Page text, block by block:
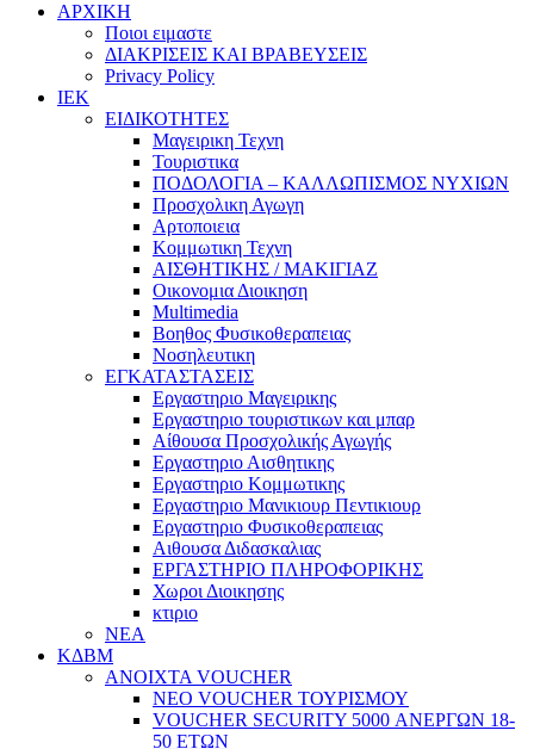
ΑΡΧΙΚΗ
Ποιοι ειμαστε
ΔΙΑΚΡΙΣΕΙΣ ΚΑΙ ΒΡΑΒΕΥΣΕΙΣ
Privacy Policy
ΙΕΚ
ΕΙΔΙΚΟΤΗΤΕΣ
Μαγειρικη Τεχνη
Τουριστικα
ΠΟΔΟΛΟΓΙΑ – ΚΑΛΛΩΠΙΣΜΟΣ ΝΥΧΙΩΝ
Προσχολικη Αγωγη
Αρτοποιεια
Κομμωτικη Τεχνη
ΑΙΣΘΗΤΙΚΗΣ / ΜΑΚΙΓΙΑΖ
Οικονομια Διοικηση
Multimedia
Βοηθος Φυσικοθεραπειας
Νοσηλευτικη
ΕΓΚΑΤΑΣΤΑΣΕΙΣ
Εργαστηριο Μαγειρικης
Εργαστηριο τουριστικων και μπαρ
Αίθουσα Προσχολικής Αγωγής
Εργαστηριο Αισθητικης
Εργαστηριο Κομμωτικης
Εργαστηριο Μανικιουρ Πεντικιουρ
Εργαστηριο Φυσικοθεραπειας
Αιθουσα Διδασκαλιας
ΕΡΓΑΣΤΗΡΙΟ ΠΛΗΡΟΦΟΡΙΚΗΣ
Χωροι Διοικησης
κτιριο
ΝΕΑ
ΚΔΒΜ
ΑΝΟΙΧΤΑ VOUCHER
ΝΕΟ VOUCHER ΤΟΥΡΙΣΜΟΥ
VOUCHER SECURITY 5000 ΑΝΕΡΓΩΝ 18-
50 ΕΤΩΝ